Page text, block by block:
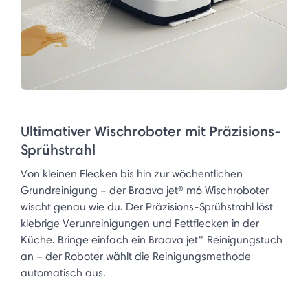
Ultimativer Wischroboter mit Präzisions-
Sprühstrahl
Von kleinen Flecken bis hin zur wöchentlichen
Grundreinigung – der Braava jet® m6 Wischroboter
wischt genau wie du. Der Präzisions-Sprühstrahl löst
klebrige Verunreinigungen und Fettflecken in der
Küche. Bringe einfach ein Braava jet™ Reinigungstuch
an – der Roboter wählt die Reinigungsmethode
automatisch aus.